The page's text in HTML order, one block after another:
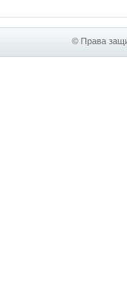
© Права